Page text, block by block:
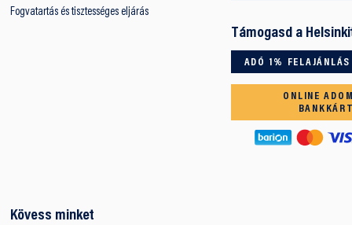
Fogvatartás és tisztességes eljárás
Támogasd a
ADÓ 1% FELAJÁNLÁS
ONLINE
Kövess minket